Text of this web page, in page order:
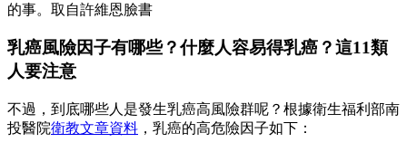
的事。取自許維恩臉書
乳癌風險因子有哪些？什麼人容易得乳癌？這11類
人要注意
不過，到底哪些人是發生乳癌高風險群呢？根據衛生福利部南
投醫院衛教文章資料 ，乳癌的高危險因子如下：